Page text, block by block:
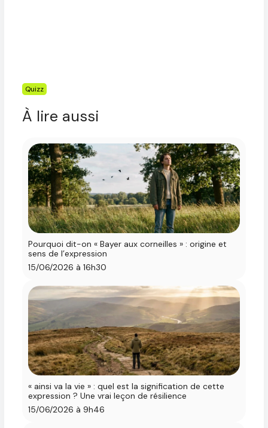
Étiquettes
Quizz
À lire aussi
Pourquoi dit-on « Bayer aux corneilles » : origine et
sens de l’expression
15/06/2026 à 16h30
« ainsi va la vie » : quel est la signification de cette
expression ? Une vrai leçon de résilience
15/06/2026 à 9h46